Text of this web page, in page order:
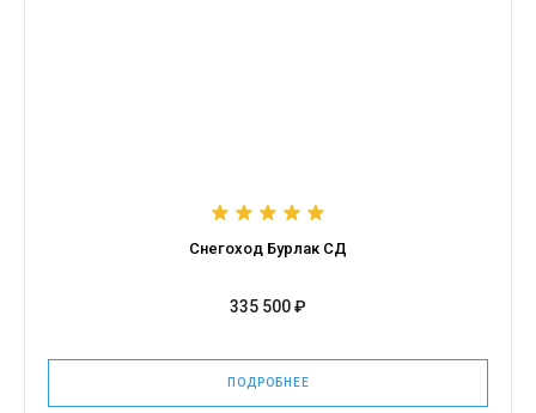
Снегоход Бурлак СД
335 500 ₽
ПОДРОБНЕЕ